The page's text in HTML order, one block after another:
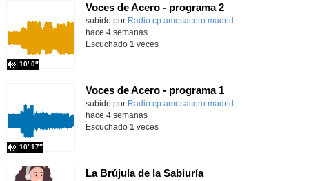
Voces de Acero - programa 2
Contenido educativo.
subido por Radio cp amosacero madrid
10′ 0″
hace 4 semanas
Escuchado 1 veces
Voces de Acero - programa 1
Contenido educativo.
subido por Radio cp amosacero madrid
10′ 17″
hace 4 semanas
Escuchado 1 veces
La Brújula de la Sabiuría